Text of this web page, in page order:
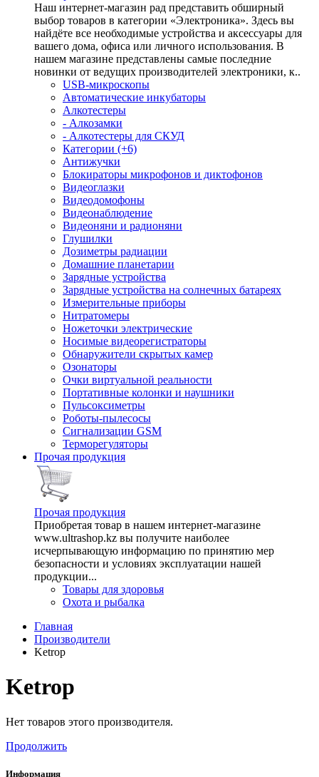
Наш интернет-магазин рад представить обширный
выбор товаров в категории «Электроника». Здесь вы
найдёте все необходимые устройства и аксессуары для
вашего дома, офиса или личного использования. В
нашем магазине представлены самые последние
новинки от ведущих производителей электроники, к..
USB-микроскопы
Автоматические инкубаторы
Алкотестеры
- Алкозамки
- Алкотестеры для СКУД
Категории (+6)
Антижучки
Блокираторы микрофонов и диктофонов
Видеоглазки
Видеодомофоны
Видеонаблюдение
Видеоняни и радионяни
Глушилки
Дозиметры радиации
Домашние планетарии
Зарядные устройства
Зарядные устройства на солнечных батареях
Измерительные приборы
Нитратомеры
Ножеточки электрические
Носимые видеорегистраторы
Обнаружители скрытых камер
Озонаторы
Очки виртуальной реальности
Портативные колонки и наушники
Пульсоксиметры
Роботы-пылесосы
Сигнализации GSM
Терморегуляторы
Прочая продукция
Прочая продукция
Приобретая товар в нашем интернет-магазине
www.ultrashop.kz вы получите наиболее
исчерпывающую информацию по принятию мер
безопасности и условиях эксплуатации нашей
продукции...
Товары для здоровья
Охота и рыбалка
Главная
Производители
Ketrop
Ketrop
Нет товаров этого производителя.
Продолжить
Информация